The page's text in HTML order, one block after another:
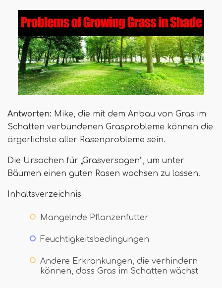
Antworten: Mike, die mit dem Anbau von Gras im
Schatten verbundenen Grasprobleme können die
ärgerlichste aller Rasenprobleme sein.
Die Ursachen für „Grasversagen“, um unter
Bäumen einen guten Rasen wachsen zu lassen.
Inhaltsverzeichnis
Mangelnde Pflanzenfutter
Feuchtigkeitsbedingungen
Andere Erkrankungen, die verhindern
können, dass Gras im Schatten wächst